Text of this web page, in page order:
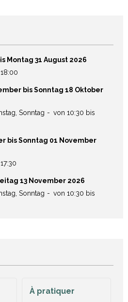
Montag 31 August 2026
bis Sonntag 18 Oktober
Sonntag
von 10:30 bis
bis Sonntag 01 November
13 November 2026
Sonntag
von 10:30 bis
À pratiquer